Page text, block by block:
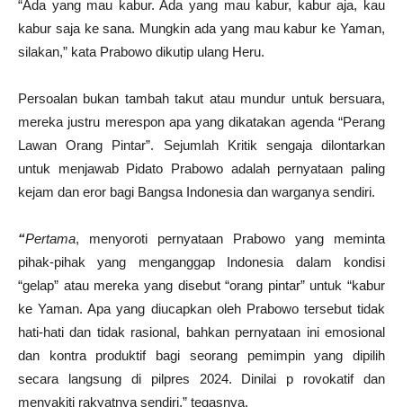
“Ada yang mau kabur. Ada yang mau kabur, kabur aja, kau
kabur saja ke sana. Mungkin ada yang mau kabur ke Yaman,
silakan,” kata Prabowo dikutip ulang Heru.
Persoalan bukan tambah takut atau mundur untuk bersuara,
mereka justru merespon apa yang dikatakan agenda “Perang
Lawan Orang Pintar”. Sejumlah Kritik sengaja dilontarkan
untuk menjawab Pidato Prabowo adalah pernyataan paling
kejam dan eror bagi Bangsa Indonesia dan warganya sendiri.
“Pertama, menyoroti pernyataan Prabowo yang meminta
pihak-pihak yang menganggap Indonesia dalam kondisi
“gelap” atau mereka yang disebut “orang pintar” untuk “kabur
ke Yaman. Apa yang diucapkan oleh Prabowo tersebut tidak
hati-hati dan tidak rasional, bahkan pernyataan ini emosional
dan kontra produktif bagi seorang pemimpin yang dipilih
secara langsung di pilpres 2024. Dinilai p rovokatif dan
menyakiti rakyatnya sendiri,” tegasnya.